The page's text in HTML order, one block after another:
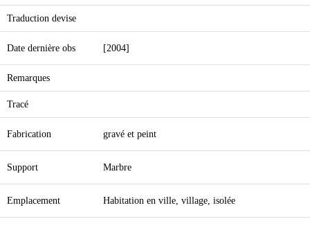
Traduction devise
Date dernière obs [2004]
Remarques
Tracé
Fabrication gravé et peint
Support Marbre
Emplacement Habitation en ville, village, isolée